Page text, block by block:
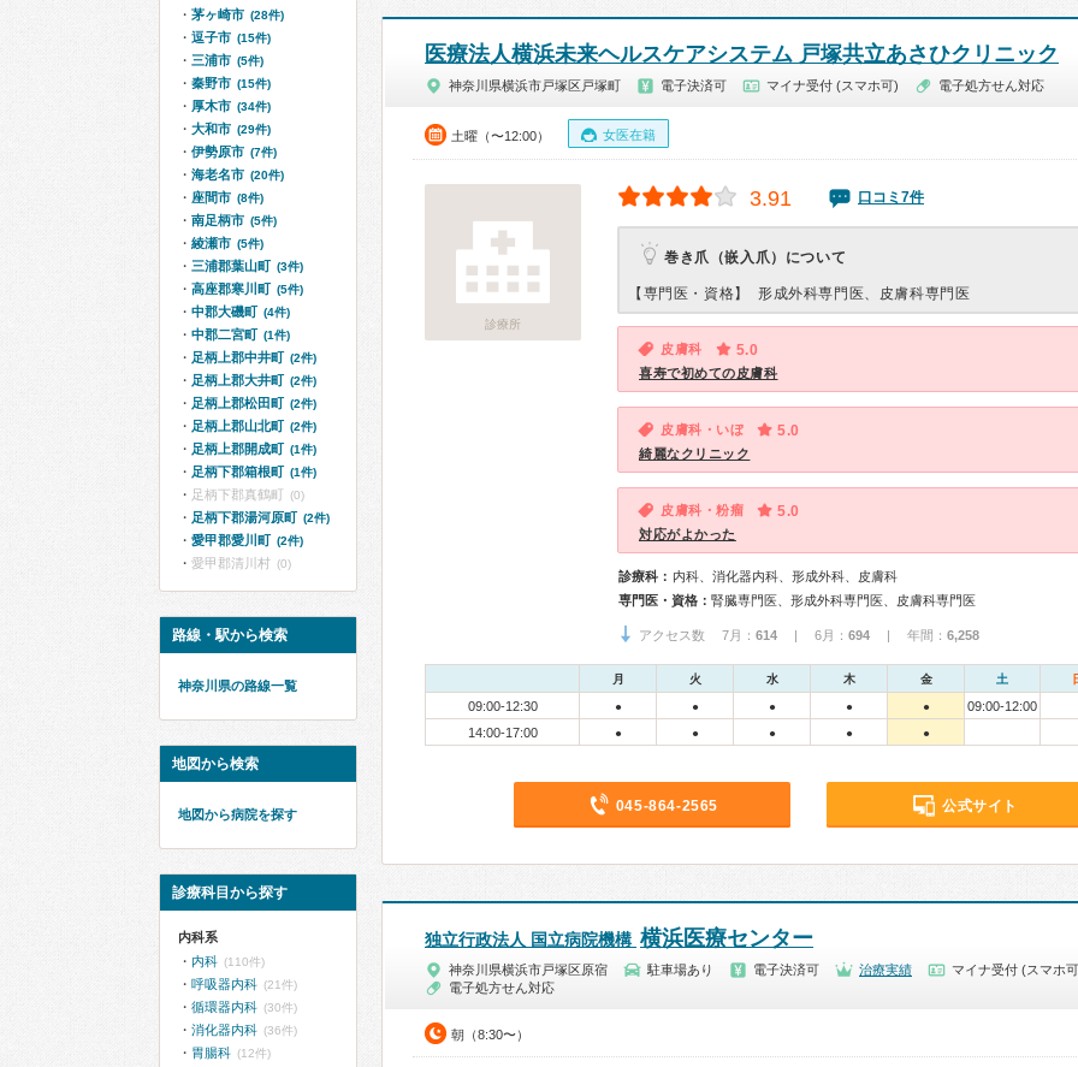
医療法人横浜未来ヘルスケアシステム 戸塚共立あさひクリニック
神奈川県横浜市戸塚区戸塚町 電子決済可 マイナ受付 (スマホ可) 電子処方せん対応
土曜（〜12:00） 女医在籍
診療所
3.91 口コミ7件
巻き爪（嵌入爪）について
【専門医・資格】 形成外科専門医、皮膚科専門医
皮膚科 5.0
喜寿で初めての皮膚科
皮膚科・いぼ 5.0
綺麗なクリニック
皮膚科・粉瘤 5.0
対応がよかった
診療科： 内科、消化器内科、形成外科、皮膚科
専門医・資格： 腎臓専門医、形成外科専門医、皮膚科専門医
アクセス数 7月： 614 | 6月： 694 | 年間： 6,258
月 火 水 木 金 土
09:00-12:30 ● ● ● ● ●
09:00-12:00
14:00-17:00
● ● ● ● ●
045-864-2565 公式サイト
独立行政法人 国立病院機構 横浜医療センター
神奈川県横浜市戸塚区原宿 駐車場あり 電子決済可 治療実績
マイナ受付 (スマホ
電子処方せん対応
朝（8:30〜）
茅ヶ崎市 (28件)
逗子市 (15件)
三浦市 (5件)
秦野市 (15件)
厚木市 (34件)
大和市 (29件)
伊勢原市 (7件)
海老名市 (20件)
座間市 (8件)
南足柄市 (5件)
綾瀬市 (5件)
三浦郡葉山町 (3件)
高座郡寒川町 (5件)
中郡大磯町 (4件)
中郡二宮町 (1件)
足柄上郡中井町 (2件)
足柄上郡大井町 (2件)
足柄上郡松田町 (2件)
足柄上郡山北町 (2件)
足柄上郡開成町 (1件)
足柄下郡箱根町 (1件)
足柄下郡真鶴町 (0)
足柄下郡湯河原町 (2件)
愛甲郡愛川町 (2件)
愛甲郡清川村 (0)
路線・駅から検索
神奈川県の路線一覧
地図から検索
地図から病院を探す
診療科目から探す
内科系
内科 (110件)
呼吸器内科 (21件)
循環器内科 (30件)
消化器内科 (36件)
胃腸科 (12件)